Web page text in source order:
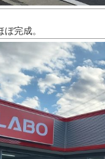
完成。